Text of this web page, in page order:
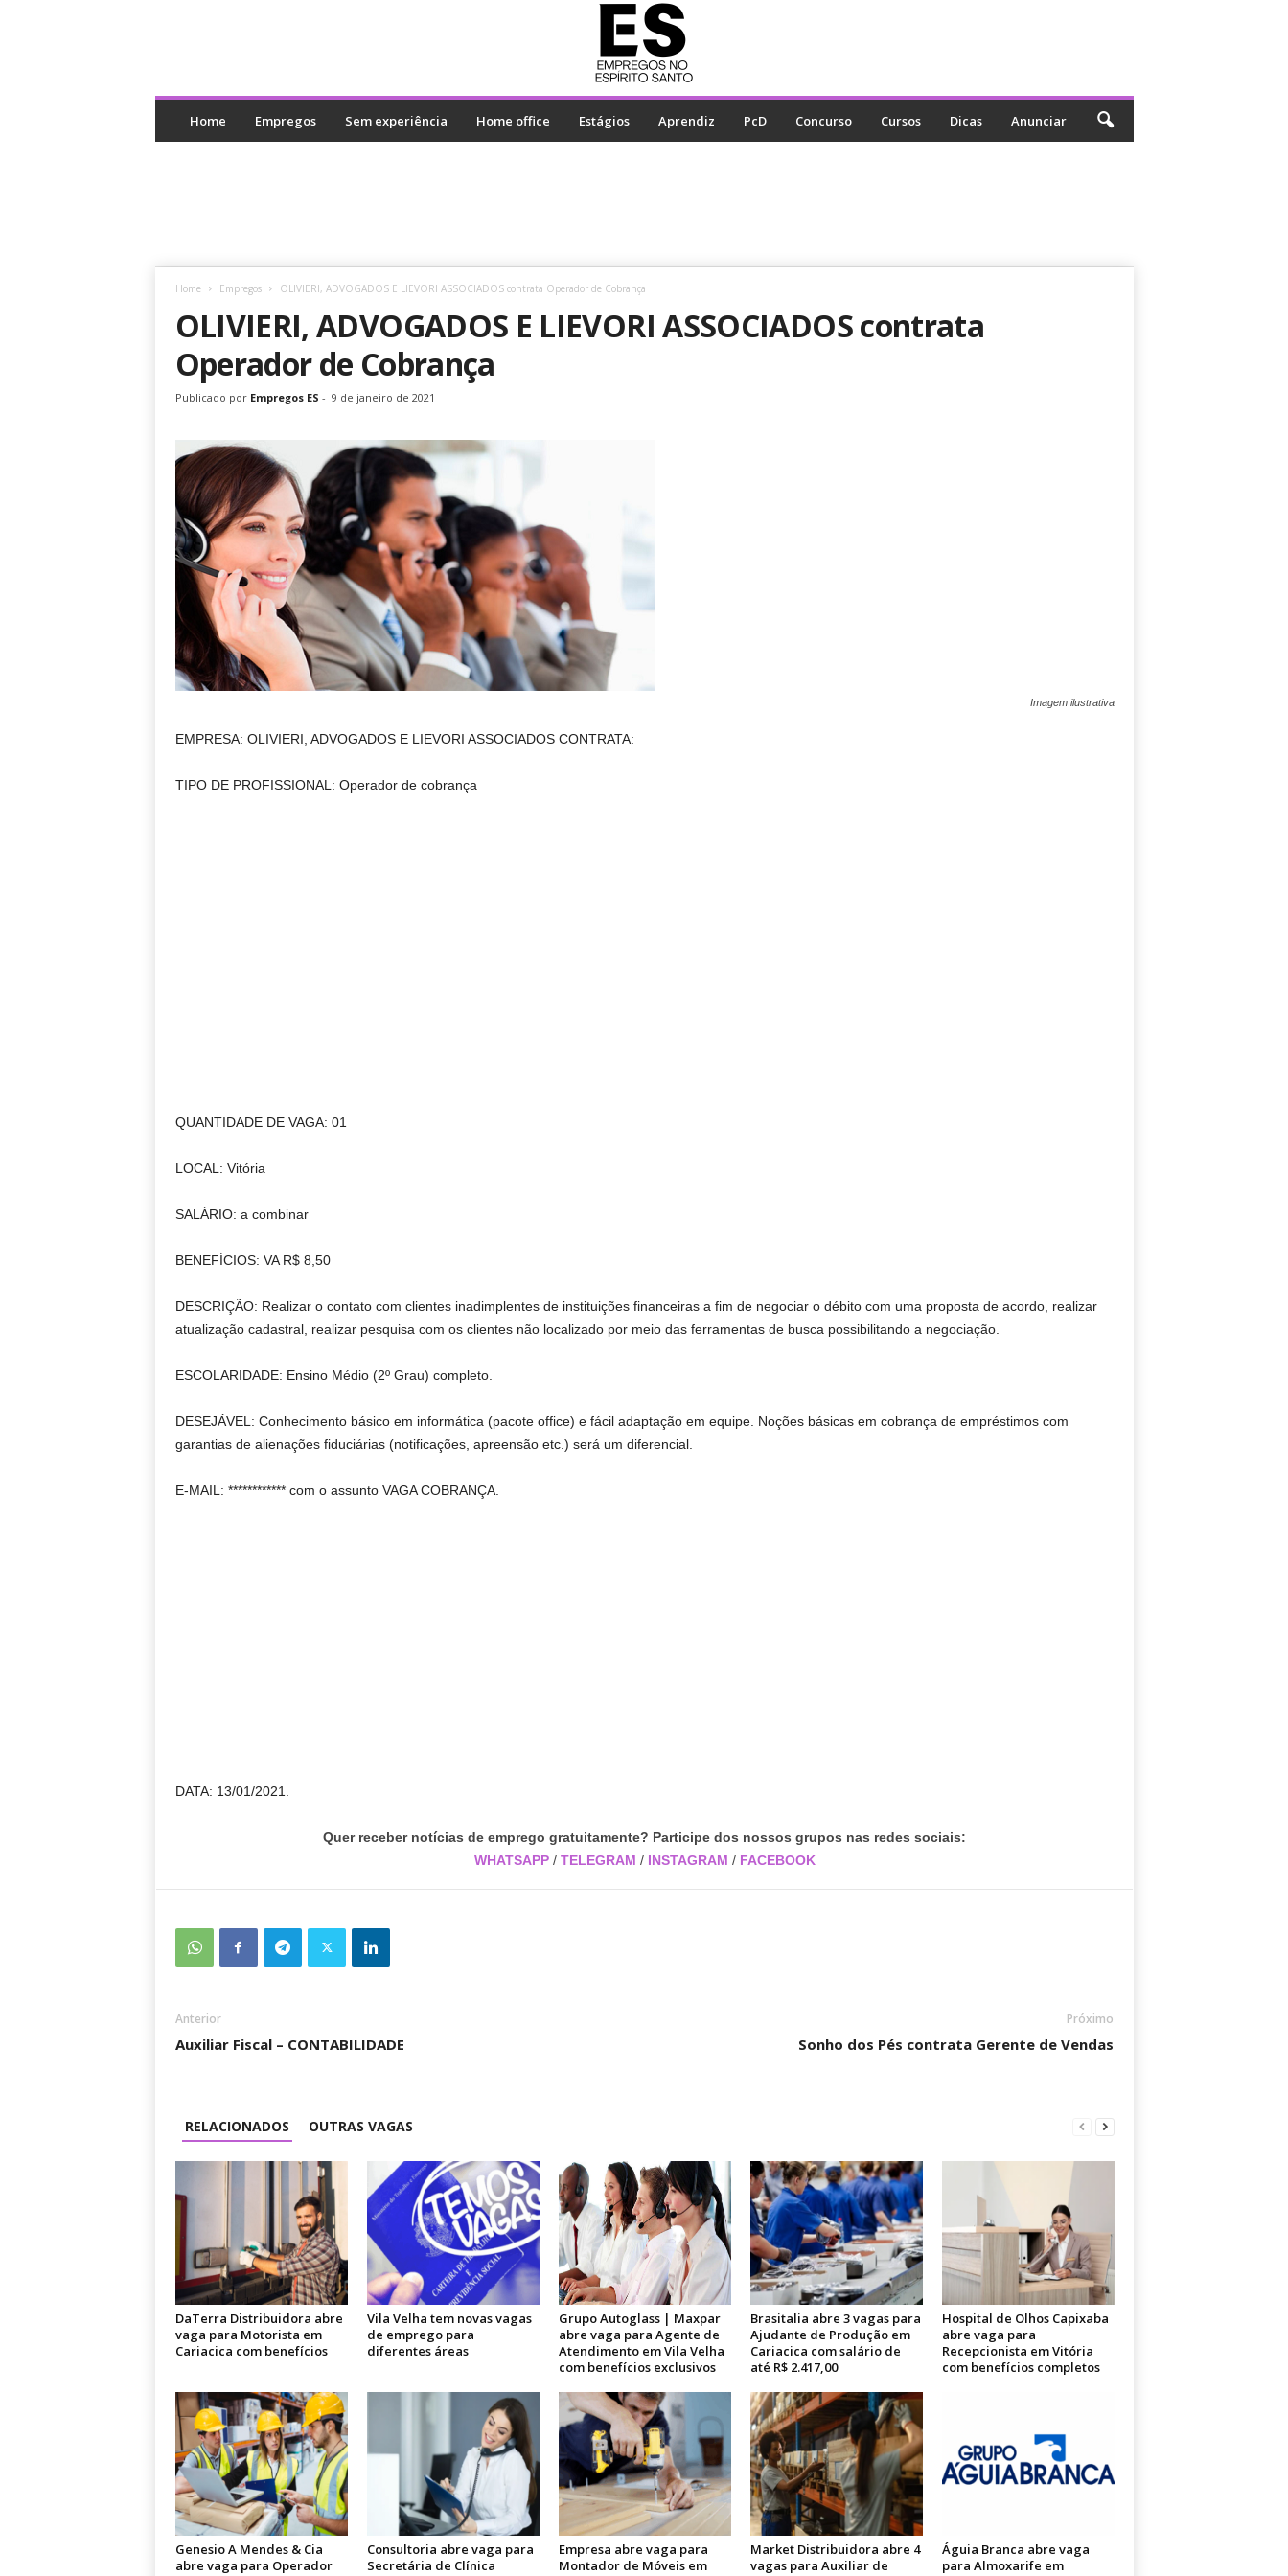
E
Home Empregos Sem experiência Home office Estágios Aprendiz PcD Concurso Cursos Dicas Anunciar
Home Empregos OLIVIERI, ADVOGADOS E LIEVORI ASSOCIADOS contrata Operador de Cobrança
OLIVIERI, ADVOGADOS E LIEVORI ASSOCIADOS contrata
Operador de Cobrança
Publicado por Empregos ES - 9 de janeiro de 2021
Imagem ilustrativa
EMPRESA: OLIVIERI, ADVOGADOS E LIEVORI ASSOCIADOS CONTRATA:
TIPO DE PROFISSIONAL: Operador de cobrança
QUANTIDADE DE VAGA: 01
LOCAL: Vitória
SALÁRIO: a combinar
BENEFÍCIOS: VA R$ 8,50
DESCRIÇÃO: Realizar o contato com clientes inadimplentes de instituições financeiras a fim de negociar o débito com uma proposta de acordo, realizar
atualização cadastral, realizar pesquisa com os clientes não localizado por meio das ferramentas de busca possibilitando a negociação.
ESCOLARIDADE: Ensino Médio (2º Grau) completo.
DESEJÁVEL: Conhecimento básico em informática (pacote office) e fácil adaptação em equipe. Noções básicas em cobrança de empréstimos com
garantias de alienações fiduciárias (notificações, apreensão etc.) será um diferencial.
E-MAIL: ************ com o assunto VAGA COBRANÇA.
DATA: 13/01/2021.
Quer receber notícias de emprego gratuitamente? Participe dos nossos grupos nas redes sociais:
WHATSAPP/ TELEGRAM / INSTAGRAM / FACEBOOK
Anterior
Auxiliar Fiscal – CONTABILIDADE
Próximo
Sonho dos Pés contrata Gerente de Vendas
RELACIONADOS OUTRAS VAGAS
DaTerra Distribuidora abre
vaga para Motorista em
Cariacica com benefícios
Vila Velha tem novas vagas
de emprego para
diferentes áreas
Grupo Autoglass | Maxpar
abre vaga para Agente de
Atendimento em Vila Velha
com benefícios exclusivos
Brasitalia abre 3 vagas para
Ajudante de Produção em
Cariacica com salário de
até R$ 2.417,00
Hospital de Olhos Capixaba
abre vaga para
Recepcionista em Vitória
com benefícios completos
Genesio A Mendes & Cia
abre vaga para Operador
Consultoria abre vaga para
Secretária de Clínica
Empresa abre vaga para
Montador de Móveis em
Market Distribuidora abre 4
vagas para Auxiliar de
Águia Branca abre vaga
para Almoxarife em